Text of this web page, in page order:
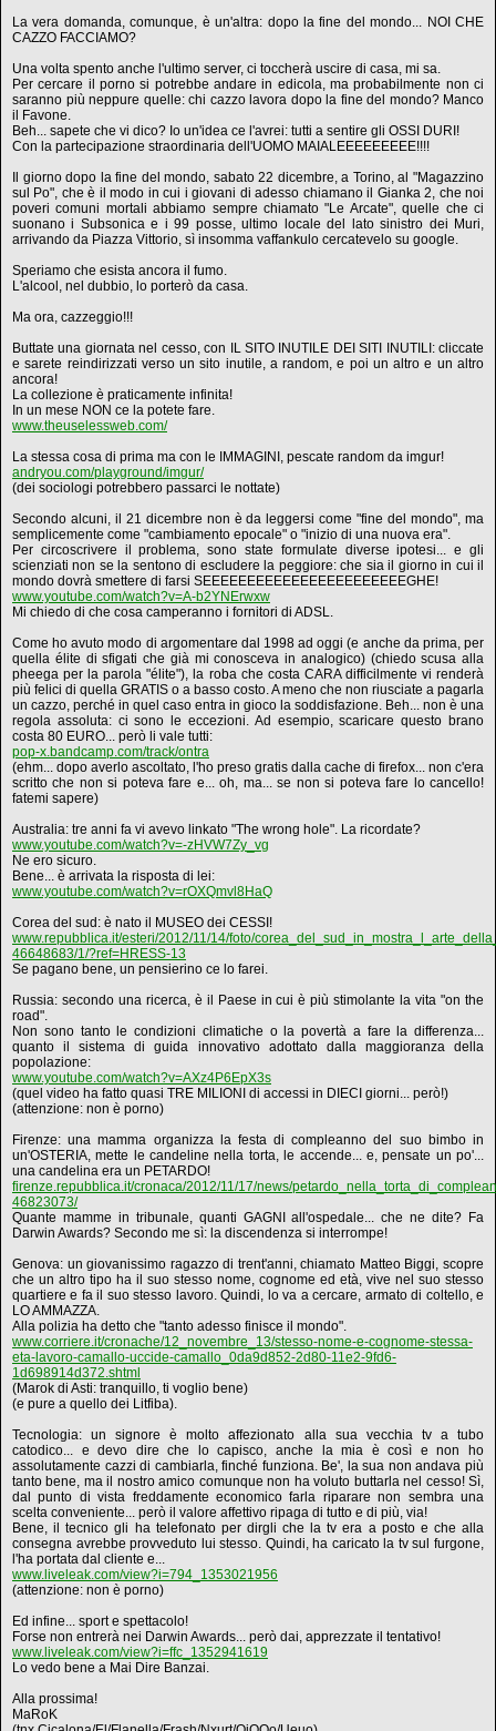
La vera domanda, comunque, è un'altra: dopo la fine del mondo... NOI CHE
CAZZO FACCIAMO?
Una volta spento anche l'ultimo server, ci toccherà uscire di casa, mi sa.
Per cercare il porno si potrebbe andare in edicola, ma probabilmente non ci
saranno più neppure quelle: chi cazzo lavora dopo la fine del mondo? Manco
il Favone.
Beh... sapete che vi dico? Io un'idea ce l'avrei: tutti a sentire gli OSSI DURI!
Con la partecipazione straordinaria dell'UOMO MAIALEEEEEEEEE!!!!
Il giorno dopo la fine del mondo, sabato 22 dicembre, a Torino, al "Magazzino
sul Po", che è il modo in cui i giovani di adesso chiamano il Gianka 2, che noi
poveri comuni mortali abbiamo sempre chiamato "Le Arcate", quelle che ci
suonano i Subsonica e i 99 posse, ultimo locale del lato sinistro dei Muri,
arrivando da Piazza Vittorio, sì insomma vaffankulo cercatevelo su google.
Speriamo che esista ancora il fumo.
L'alcool, nel dubbio, lo porterò da casa.
Ma ora, cazzeggio!!!
Buttate una giornata nel cesso, con IL SITO INUTILE DEI SITI INUTILI: cliccate
e sarete reindirizzati verso un sito inutile, a random, e poi un altro e un altro
ancora!
La collezione è praticamente infinita!
In un mese NON ce la potete fare.
www.theuselessweb.com/
La stessa cosa di prima ma con le IMMAGINI, pescate random da imgur!
andryou.com/playground/imgur/
(dei sociologi potrebbero passarci le nottate)
Secondo alcuni, il 21 dicembre non è da leggersi come "fine del mondo", ma
semplicemente come "cambiamento epocale" o "inizio di una nuova era".
Per circoscrivere il problema, sono state formulate diverse ipotesi... e gli
scienziati non se la sentono di escludere la peggiore: che sia il giorno in cui il
mondo dovrà smettere di farsi SEEEEEEEEEEEEEEEEEEEEEEEGHE!
www.youtube.com/watch?v=A-b2YNErwxw
Mi chiedo di che cosa camperanno i fornitori di ADSL.
Come ho avuto modo di argomentare dal 1998 ad oggi (e anche da prima, per
quella élite di sfigati che già mi conosceva in analogico) (chiedo scusa alla
pheega per la parola "élite"), la roba che costa CARA difficilmente vi renderà
più felici di quella GRATIS o a basso costo. A meno che non riusciate a pagarla
un cazzo, perché in quel caso entra in gioco la soddisfazione. Beh... non è una
regola assoluta: ci sono le eccezioni. Ad esempio, scaricare questo brano
costa 80 EURO... però li vale tutti:
pop-x.bandcamp.com/track/ontra
(ehm... dopo averlo ascoltato, l'ho preso gratis dalla cache di firefox... non c'era
scritto che non si poteva fare e... oh, ma... se non si poteva fare lo cancello!
fatemi sapere)
Australia: tre anni fa vi avevo linkato "The wrong hole". La ricordate?
www.youtube.com/watch?v=-zHVW7Zy_vg
Ne ero sicuro.
Bene... è arrivata la risposta di lei:
www.youtube.com/watch?v=rOXQmvl8HaQ
Corea del sud: è nato il MUSEO dei CESSI!
www.repubblica.it/esteri/2012/11/14/foto/
46648683/1/?ref=HRESS-13
Se pagano bene, un pensierino ce lo farei.
Russia: secondo una ricerca, è il Paese in cui è più stimolante la vita "on the
road".
Non sono tanto le condizioni climatiche o la povertà a fare la differenza...
quanto il sistema di guida innovativo adottato dalla maggioranza della
popolazione:
www.youtube.com/watch?v=AXz4P6EpX3s
(quel video ha fatto quasi TRE MILIONI di accessi in DIECI giorni... però!)
(attenzione: non è porno)
Firenze: una mamma organizza la festa di compleanno del suo bimbo in
un'OSTERIA, mette le candeline nella torta, le accende... e, pensate un po'...
una candelina era un PETARDO!
firenze.repubblica.it/cronaca/2012/11/17/news/
46823073/
Quante mamme in tribunale, quanti GAGNI all'ospedale... che ne dite? Fa
Darwin Awards? Secondo me sì: la discendenza si interrompe!
Genova: un giovanissimo ragazzo di trent'anni, chiamato Matteo Biggi, scopre
che un altro tipo ha il suo stesso nome, cognome ed età, vive nel suo stesso
quartiere e fa il suo stesso lavoro. Quindi, lo va a cercare, armato di coltello, e
LO AMMAZZA.
Alla polizia ha detto che "tanto adesso finisce il mondo".
www.corriere.it/cronache/12_novembre_13/stesso-nome-e-cognome-stessa-
eta-lavoro-camallo-uccide-camallo_0da9d852-2d80-11e2-9fd6-
1d698914d372.shtml
(Marok di Asti: tranquillo, ti voglio bene)
(e pure a quello dei Litfiba).
Tecnologia: un signore è molto affezionato alla sua vecchia tv a tubo
catodico... e devo dire che lo capisco, anche la mia è così e non ho
assolutamente cazzi di cambiarla, finché funziona. Be', la sua non andava più
tanto bene, ma il nostro amico comunque non ha voluto buttarla nel cesso! Sì,
dal punto di vista freddamente economico farla riparare non sembra una
scelta conveniente... però il valore affettivo ripaga di tutto e di più, via!
Bene, il tecnico gli ha telefonato per dirgli che la tv era a posto e che alla
consegna avrebbe provveduto lui stesso. Quindi, ha caricato la tv sul furgone,
l'ha portata dal cliente e...
www.liveleak.com/view?i=794_1353021956
(attenzione: non è porno)
Ed infine... sport e spettacolo!
Forse non entrerà nei Darwin Awards... però dai, apprezzate il tentativo!
www.liveleak.com/view?i=ffc_1352941619
Lo vedo bene a Mai Dire Banzai.
Alla prossima!
MaRoK